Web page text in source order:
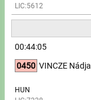
LIC:5612
00:44:05
0450 VINCZE Nádja
HUN